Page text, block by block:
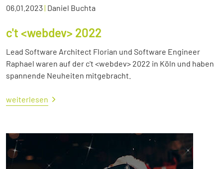
06.01.2023| Daniel Buchta
c't <webdev> 2022
Lead Software Architect Florian und Software Engineer
Raphael waren auf der c't <webdev> 2022 in Köln und haben
spannende Neuheiten mitgebracht.
weiterlesen